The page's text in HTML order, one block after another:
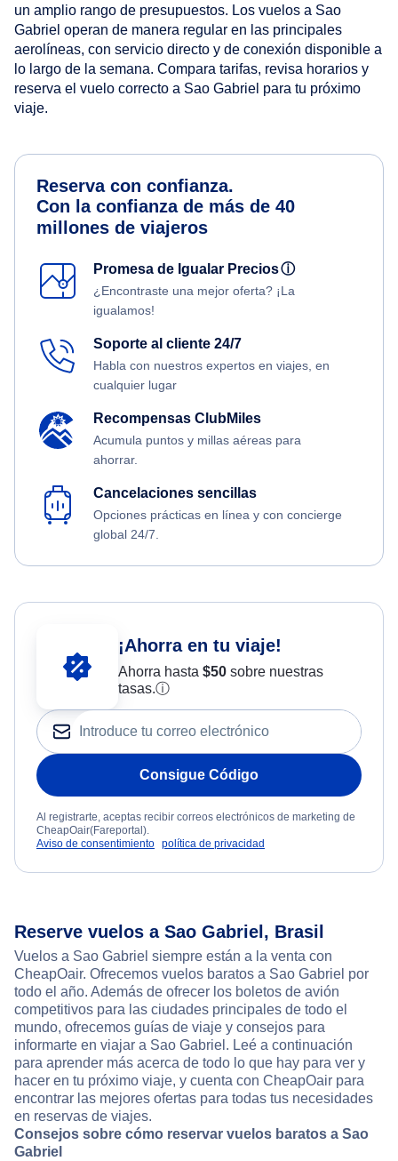
un amplio rango de presupuestos. Los vuelos a Sao
Gabriel operan de manera regular en las principales
aerolíneas, con servicio directo y de conexión disponible a
lo largo de la semana. Compara tarifas, revisa horarios y
reserva el vuelo correcto a Sao Gabriel para tu próximo
viaje.
Reserva con confianza.
Con la confianza de más de 40
millones de viajeros
Promesa de Igualar Preciosⓘ
¿Encontraste una mejor oferta? ¡La
igualamos!
Soporte al cliente 24/7
Habla con nuestros expertos en viajes, en
cualquier lugar
Recompensas ClubMiles
Acumula puntos y millas aéreas para
ahorrar.
Cancelaciones sencillas
Opciones prácticas en línea y con concierge
global 24/7.
¡Ahorra en tu viaje!
Ahorra hasta $50sobre nuestras
tasas.ⓘ
Consigue Código
Al registrarte, aceptas recibir correos electrónicos de marketing de
CheapOair(Fareportal).
Aviso de consentimiento política de privacidad
Reserve vuelos a Sao Gabriel, Brasil
Vuelos a Sao Gabriel siempre están a la venta con
CheapOair. Ofrecemos vuelos baratos a Sao Gabriel por
todo el año. Además de ofrecer los boletos de avión
competitivos para las ciudades principales de todo el
mundo, ofrecemos guías de viaje y consejos para
informarte en viajar a Sao Gabriel. Leé a continuación
para aprender más acerca de todo lo que hay para ver y
hacer en tu próximo viaje, y cuenta con CheapOair para
encontrar las mejores ofertas para todas tus necesidades
en reservas de viajes.
Consejos sobre cómo reservar vuelos baratos a Sao
Gabriel